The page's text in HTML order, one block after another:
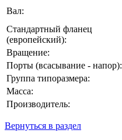
Вал:
Стандартный фланец
(европейский):
Вращение:
Порты (всасывание - напор):
Группа типоразмера:
Масса:
Производитель:
Вернуться в раздел